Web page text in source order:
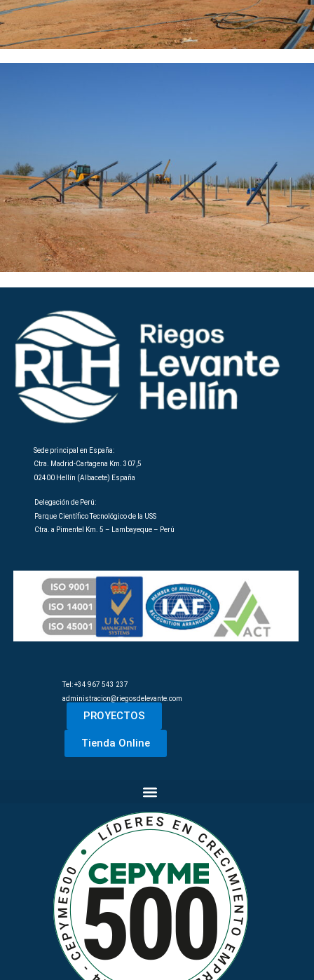
Sede principal en España:
Ctra. Madrid-Cartagena Km. 307,5
02400 Hellín (Albacete) España
Delegación de Perú:
Parque Científico Tecnológico de la USS
Ctra. a Pimentel Km. 5 – Lambayeque – Perú
Tel: +34 967 543 237
administracion@riegosdelevante.com
PROYECTOS
Tienda Online